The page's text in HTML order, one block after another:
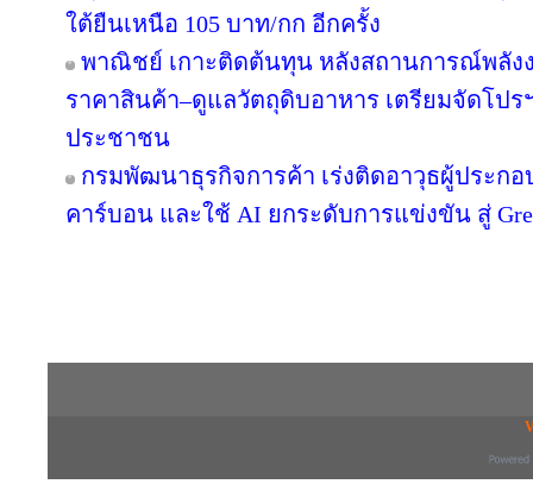
ใต้ยืนเหนือ 105 บาท/กก อีกครั้ง
พาณิชย์ เกาะติดต้นทุน หลังสถานการณ์พลัง
ราคาสินค้า–ดูแลวัตถุดิบอาหาร เตรียมจัดโป
ประชาชน
กรมพัฒนาธุรกิจการค้า เร่งติดอาวุธผู้ประก
คาร์บอน และใช้ AI ยกระดับการแข่งขัน สู่